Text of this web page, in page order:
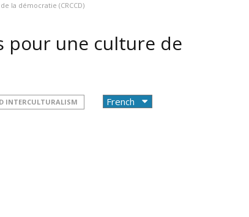
la démocratie (CRCCD)
pour une culture de
INTERCULTURALISM